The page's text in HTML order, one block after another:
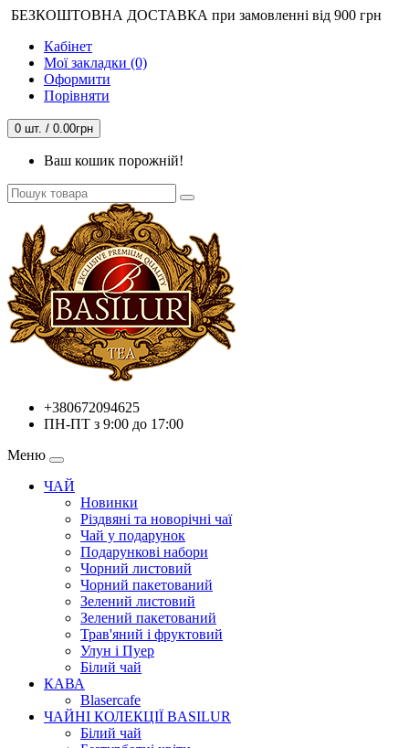
БЕЗКОШТОВНА ДОСТАВКА при замовленні від 900 грн
Кабінет
Мої закладки (0)
Оформити
Порівняти
0 шт. / 0.00грн
Ваш кошик порожній!
+380672094625
ПН-ПТ з 9:00 до 17:00
Меню
ЧАЙ
Новинки
Різдвяні та новорічні чаї
Чай у подарунок
Подарункові набори
Чорний листовий
Чорний пакетований
Зелений листовий
Зелений пакетований
Трав'яний і фруктовий
Улун і Пуер
Білий чай
КАВА
Blasercafe
ЧАЙНІ КОЛЕКЦІЇ BASILUR
Білий чай